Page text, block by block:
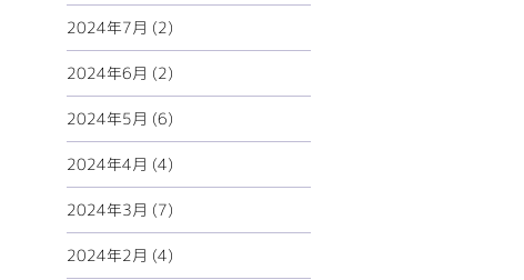
2024年7月 (2)
2024年6月 (2)
2024年5月 (6)
2024年4月 (4)
2024年3月 (7)
2024年2月 (4)